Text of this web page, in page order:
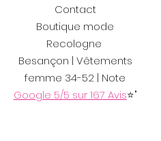
Contact
Boutique mode
Recologne
Besançon | Vêtements
femme 34-52 | Note
Google 5/5 sur 167 Avis⭐"